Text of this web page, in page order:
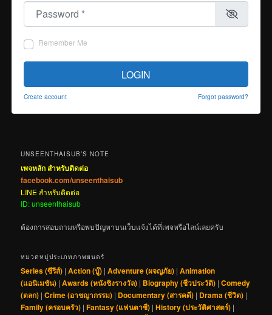
Password
Remember Me
LOGIN
Create account Forgot password?
UNSEENTHAISUB’S NOTE
เพจหลัก สำหรับติดต่อ
facebook.com/unseenthaisub
LINE สำหรับติดต่อ
ID: unseenthaisub
ต้องการสอบถามหรือพบปัญหาบนเว็บแจ้งได้ที่เพจหรือไลน์เลยครับ
หมวดหมู่ประเภทภาพยนตร์
Series (ซีรีส์) |Action (บู๊) |Adventure (ผจญภัย) |Animation
(แอนิเมชัน) |Awards (หนังชิงรางวัล) | Biography (ชีวประวัติ) |Comedy
(ตลก) |Crime (อาชญากรรม) | Documentary (สารคดี) | Drama (ชีวิต) |
Family (ครอบครัว) |Fantasy (แฟนตาซี) |History (ประวัติศาสตร์) |